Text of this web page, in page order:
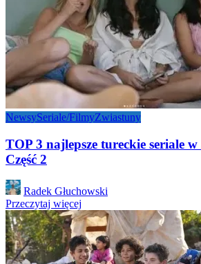
NewsySeriale/FilmyZwiastuny
TOP 3 najlepsze tureckie seriale
Część 2
Posted
by
Radek Głuchowski
Przeczytaj więcej